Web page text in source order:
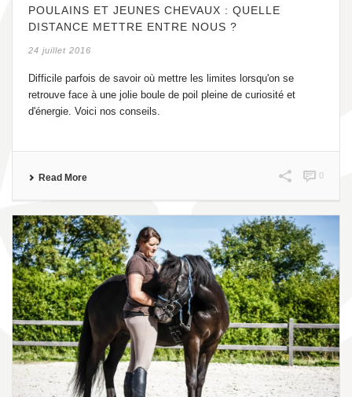
POULAINS ET JEUNES CHEVAUX : QUELLE
DISTANCE METTRE ENTRE NOUS ?
24 juillet 2016
Difficile parfois de savoir où mettre les limites lorsqu'on se
retrouve face à une jolie boule de poil pleine de curiosité et
d'énergie. Voici nos conseils.
Read More 0